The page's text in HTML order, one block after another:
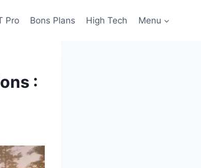
Pro Bons Plans High Tech Menu
: